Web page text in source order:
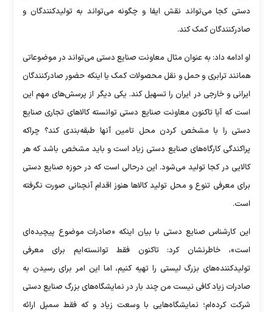
دستی کجا می‌تواند نقش ایفا و چگونه می‌تواند به تولیدکنندگان و
صادرکنندگان کمک کند.
او ادامه داد: به عنوان مثال معاونت صنایع دستی می‌تواند در موضوعاتی
همانند ترابری و حمل و نقل محصولات کمک یا اینکه حضور صادرکنندگان
ایرانی و خارجی در ایران را تسهیل کند. یکی دیگر از پرسش‌های مهم این
است که آیا تاکنون معاونت صنایع دستی توانسته‌ کالاهای تجاری صنایع
دستی را با مشخص کردن محل تامین آنها طبقه‌بندی کند؟ چراکه
پراکندگی کارگاه‌های صنایع دستی زیاد است و باید مشخص باشد که هر
کالایی در کجا تولید می‌شود. این درحالی است که در حوزه صنایع دستی
برای معرفی تنوع و محل تولید کالاها هنوز اقدام آنچنانی صورت نگرفته
است.
این کارشناس صنایع‌ دستی با بیان اینکه «صادرات موضوع پیچیده‌ای
است»، خاطرنشان کرد: تاکنون فقط توانسته‌ایم برای معرفی
تولیدکننده‌های بزرگ لیستی را تهیه‌ کنیم، اما این امر برای رسیدن به
صادرات زیاد کافی نیست من چند بار در نمایشگاه‌های بزرگ صنایع دستی
شرکت کرده‌ام؛ نمایشگاه‌هایی با وسعت زیاد و که فقط سمپل ارائه